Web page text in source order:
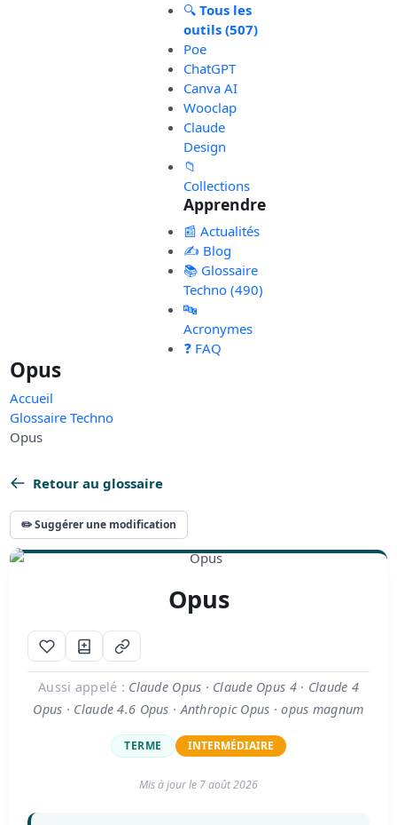
🔍 Tous les
outils (507)
Poe
ChatGPT
Canva AI
Wooclap
Claude
Design
📁
Collections
Apprendre
📰 Actualités
✍️ Blog
📚 Glossaire
Techno (490)
🔤
Acronymes
❓ FAQ
Opus
Accueil
Glossaire Techno
Opus
Retour au glossaire
✏️ Suggérer une modification
Opus
Aussi appelé : Claude Opus · Claude Opus 4 · Claude 4
Opus · Claude 4.6 Opus · Anthropic Opus · opus magnum
TERME INTERMÉDIAIRE
Mis à jour le 7 août 2026